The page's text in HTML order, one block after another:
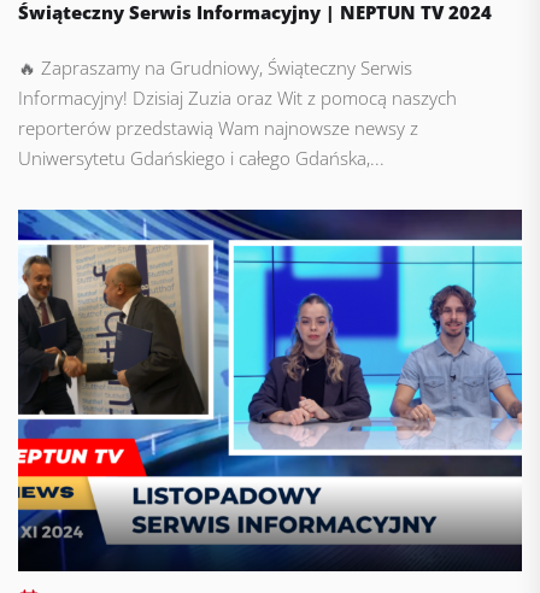
Świąteczny Serwis Informacyjny | NEPTUN TV 2024
🔥 Zapraszamy na Grudniowy, Świąteczny Serwis
Informacyjny! Dzisiaj Zuzia oraz Wit z pomocą naszych
reporterów przedstawią Wam najnowsze newsy z
Uniwersytetu Gdańskiego i całego Gdańska,...